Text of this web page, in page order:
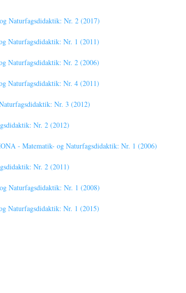
Naturfagsdidaktik: Nr. 2 (2017)
Naturfagsdidaktik: Nr. 1 (2011)
Naturfagsdidaktik: Nr. 2 (2006)
Naturfagsdidaktik: Nr. 4 (2011)
Nr. 3 (2012)
Nr. 2 (2012)
- Matematik- og Naturfagsdidaktik: Nr. 1 (2006)
Nr. 2 (2011)
Naturfagsdidaktik: Nr. 1 (2008)
Naturfagsdidaktik: Nr. 1 (2015)